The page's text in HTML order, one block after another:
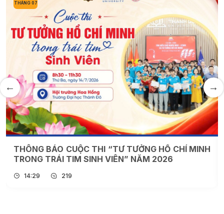
THÁNG 07
THÔNG BÁO CUỘC THI “TƯ TƯỞNG HỒ CHÍ MINH
TRONG TRÁI TIM SINH VIÊN” NĂM 2026
14:29 219